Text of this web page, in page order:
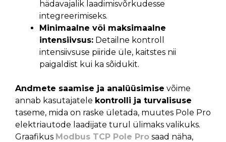
hädavajalik laadimisvõrkudesse
integreerimiseks.
Minimaalne või maksimaalne
intensiivsus: Detailne kontroll
intensiivsuse piiride üle, kaitstes nii
paigaldist kui ka sõidukit.
Andmete saamise ja analüüsimise võime
annab kasutajatele kontrolli ja turvalisuse
taseme, mida on raske ületada, muutes Pole Pro
elektriautode laadijate turul ülimaks valikuks.
Graafikus Modbus TCP Pole Pro saad näha,